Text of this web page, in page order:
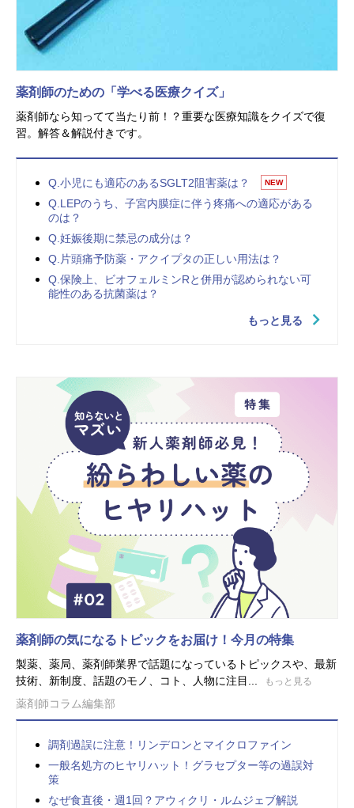
薬剤師のための「学べる医療クイズ」
薬剤師なら知ってて当たり前！？重要な医療知識をクイズで復
習。解答＆解説付きです。
Q.小児にも適応のあるSGLT2阻害薬は？ NEW
Q.LEPのうち、子宮内膜症に伴う疼痛への適応がある
のは？
Q.妊娠後期に禁忌の成分は？
Q.片頭痛予防薬・アクイプタの正しい用法は？
Q.保険上、ビオフェルミンRと併用が認められない可
能性のある抗菌薬は？
もっと見る
薬剤師の気になるトピックをお届け！今月の特集
製薬、薬局、薬剤師業界で話題になっているトピックスや、最新
技術、新制度、話題のモノ、コト、人物に注目...
もっと見る
薬剤師コラム編集部
調剤過誤に注意！リンデロンとマイクロファイン
一般名処方のヒヤリハット！グラセプター等の過誤対
策
なぜ食直後・週1回？アウィクリ・ルムジェブ解説